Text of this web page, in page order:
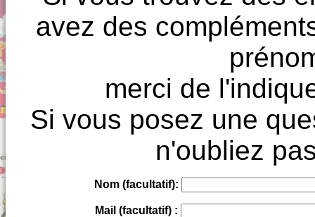
avez des
merci de
Si vous posez une
n'oubliez
Nom (facultatif):
Mail (facultatif) :